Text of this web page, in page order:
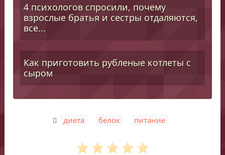
4 психологов спросили, почему
взрослые братья и сестры отдаляются,
все...
Как приготовить рубленые котлеты с
сыром
диета белок питание